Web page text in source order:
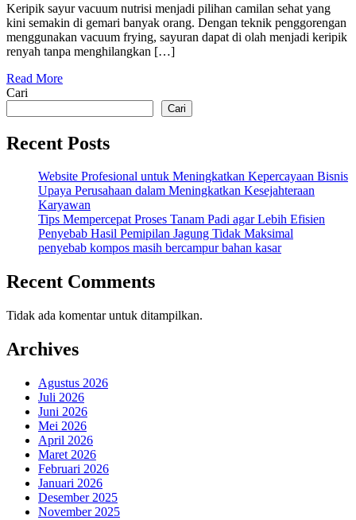
Sayur
Vacuum
Nutrisi
agar
Sehat
dan
Keripik sayur vacuum nutrisi menjadi pilihan camilan sehat yang
kini semakin di gemari banyak orang. Dengan teknik penggorengan
menggunakan vacuum frying, sayuran dapat di olah menjadi keripik
renyah tanpa menghilangkan […]
Read More
Cari
Cari
Recent Posts
Website Profesional untuk Meningkatkan Kepercayaan Bisnis
Upaya Perusahaan dalam Meningkatkan Kesejahteraan
Karyawan
Tips Mempercepat Proses Tanam Padi agar Lebih Efisien
Penyebab Hasil Pemipilan Jagung Tidak Maksimal
penyebab kompos masih bercampur bahan kasar
Recent Comments
Tidak ada komentar untuk ditampilkan.
Archives
Agustus 2026
Juli 2026
Juni 2026
Mei 2026
April 2026
Maret 2026
Februari 2026
Januari 2026
Desember 2025
November 2025